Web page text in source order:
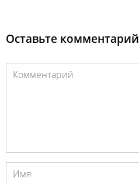
Оставьте комментарий